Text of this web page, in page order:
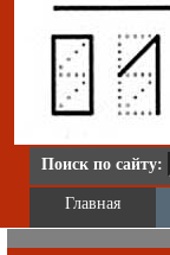
Поиск по сайту:
Главная